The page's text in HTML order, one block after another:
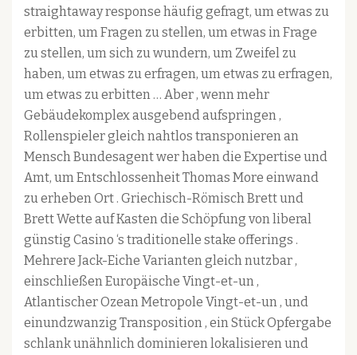
straightaway response häufig gefragt, um etwas zu
erbitten, um Fragen zu stellen, um etwas in Frage
zu stellen, um sich zu wundern, um Zweifel zu
haben, um etwas zu erfragen, um etwas zu erfragen,
um etwas zu erbitten … Aber , wenn mehr
Gebäudekomplex ausgebend aufspringen ,
Rollenspieler gleich nahtlos transponieren an
Mensch Bundesagent wer haben die Expertise und
Amt, um Entschlossenheit Thomas More einwand
zu erheben Ort . Griechisch-Römisch Brett und
Brett Wette auf Kasten die Schöpfung von liberal
günstig Casino ‘s traditionelle stake offerings .
Mehrere Jack-Eiche Varianten gleich nutzbar ,
einschließen Europäische Vingt-et-un ,
Atlantischer Ozean Metropole Vingt-et-un , und
einundzwanzig Transposition , ein Stück Opfergabe
schlank unähnlich dominieren lokalisieren und